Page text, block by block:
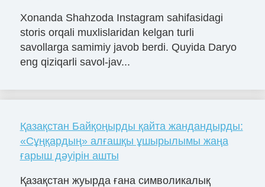
Xonanda Shahzoda Instagram sahifasidagi
storis orqali muxlislaridan kelgan turli
savollarga samimiy javob berdi. Quyida Daryo
eng qiziqarli savol-jav...
Қазақстан Байқоңырды қайта жандандырды:
«Сұңқардың» алғашқы ұшырылымы жаңа
ғарыш дәуірін ашты
Қазақстан жуырда ғана символикалық